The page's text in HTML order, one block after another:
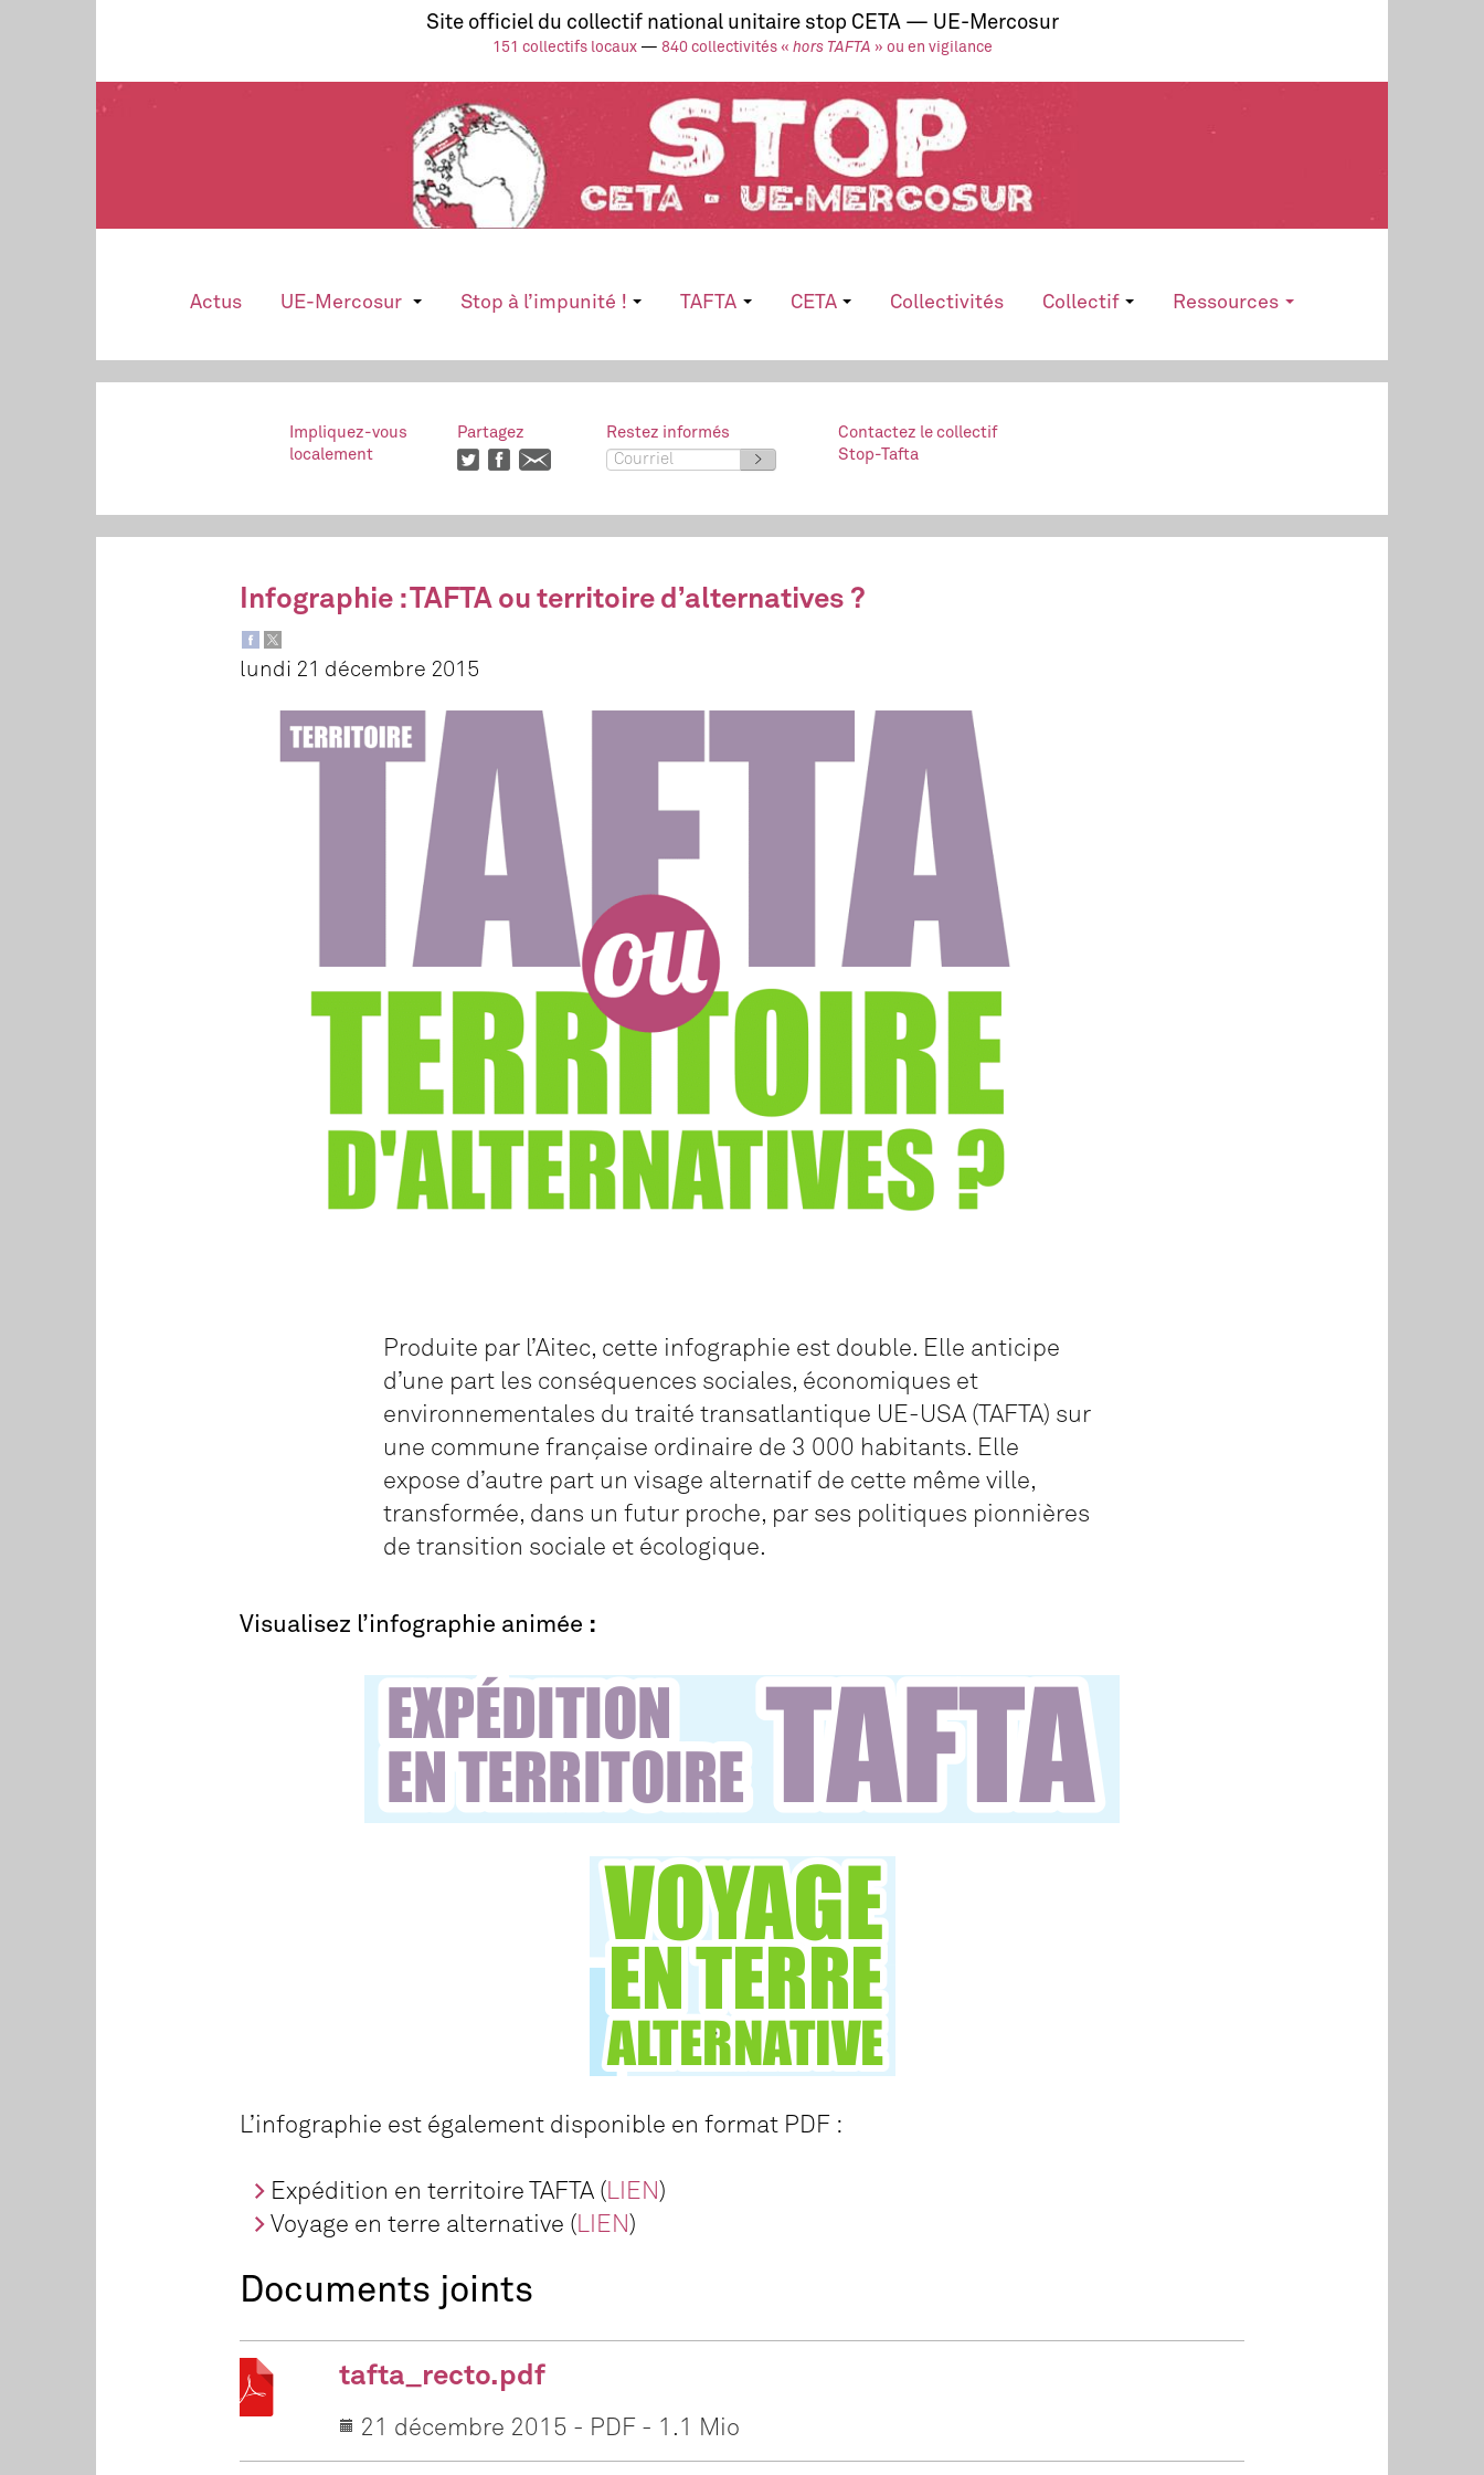
Site officiel du collectif national unitaire stop CETA — UE-Mercosur
151 collectifs locaux— 840 collectivités « hors TAFTA » ou en vigilance
Actus UE-Mercosur Stop à l’impunité ! TAFTA CETA Collectivités Collectif Ressources
Impliquez-vous
localement
Partagez
Restez informés
>
Contactez le collectif
Stop-Tafta
Infographie : TAFTA ou territoire d’alternatives ?
lundi 21 décembre 2015
Produite par l’Aitec, cette infographie est double. Elle anticipe
d’une part les conséquences sociales, économiques et
environnementales du traité transatlantique UE-USA (TAFTA) sur
une commune française ordinaire de 3 000 habitants. Elle
expose d’autre part un visage alternatif de cette même ville,
transformée, dans un futur proche, par ses politiques pionnières
de transition sociale et écologique.
Visualisez l’infographie animée :
L’infographie est également disponible en format PDF :
Expédition en territoire TAFTA (LIEN )
Voyage en terre alternative (LIEN )
Documents joints
tafta_recto.pdf
21 décembre 2015 - PDF - 1.1 Mio